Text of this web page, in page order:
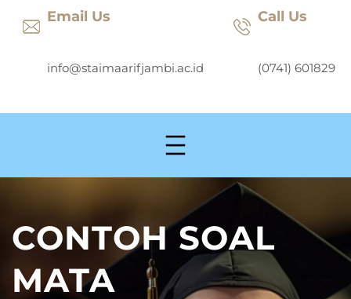
Email Us
info@staimaarifjambi.ac.id
Call Us
(0741) 601829
CONTOH SOAL
MATA